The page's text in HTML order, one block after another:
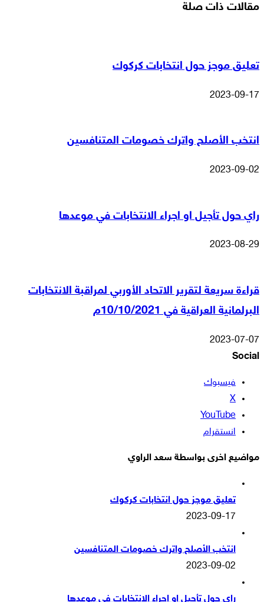
مقالات ذات صلة
تعليق موجز حول انتخابات كركوك
2023-09-17
انتخب الأصلح واترك خصومات المتنافسين
2023-09-02
راي حول تأجيل او اجراء الانتخابات في موعدها
2023-08-29
قراءة سريعة لتقرير الاتحاد الأوربي لمراقبة الانتخابات
البرلمانية العراقية في 10/10/2021م
2023-07-07
Social
فيسبوك
‫X
‫YouTube
انستقرام
مواضيع اخرى بواسطة سعد الراوي
تعليق موجز حول انتخابات كركوك
2023-09-17
انتخب الأصلح واترك خصومات المتنافسين
2023-09-02
راي حول تأجيل او اجراء الانتخابات في موعدها